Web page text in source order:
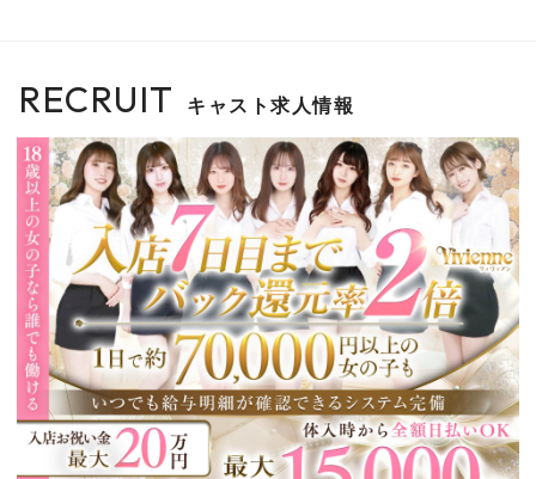
RECRUIT キャスト求人情報